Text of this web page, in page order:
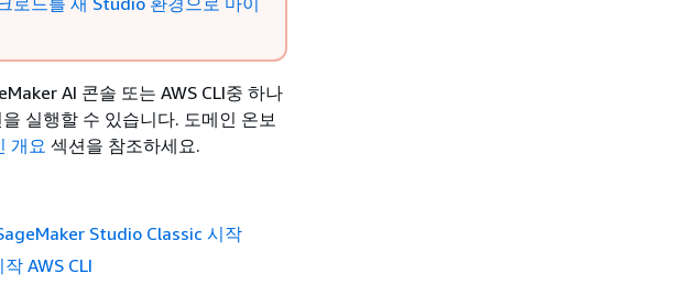
AI 콘솔 또는 AWS CLI중 하나
실행할 수 있습니다. 도메인 온보
개요 섹션을 참조하세요.
Studio Classic 시작
AWS CLI